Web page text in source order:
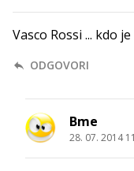
Vasco Rossi ... kdo
ODGOVORI
Bme
28. 07. 2014